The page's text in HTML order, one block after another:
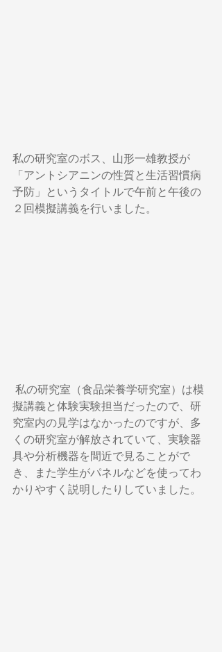
私の研究室のボス、山形一雄教授が
「アントシアニンの性質と生活習慣病
予防」というタイトルで午前と午後の
２回模擬講義を行いました。
擬講義と体験実験担当だったので、研
究室内の見学はなかったのですが、多
くの研究室が解放されていて、実験器
具や分析機器を間近で見ることがで
き、また学生がパネルなどを使ってわ
かりやすく説明したりしていました。